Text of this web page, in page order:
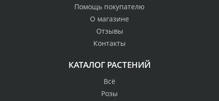
Помощь покупателю
О магазине
Отзывы
Контакты
КАТАЛОГ РАСТЕНИЙ
Всё
Розы